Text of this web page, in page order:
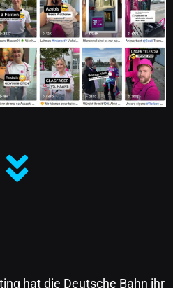
hat die Deutsche Bahn ihr